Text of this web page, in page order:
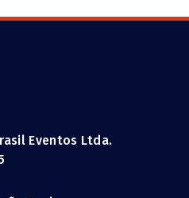
Eventos Ltda.